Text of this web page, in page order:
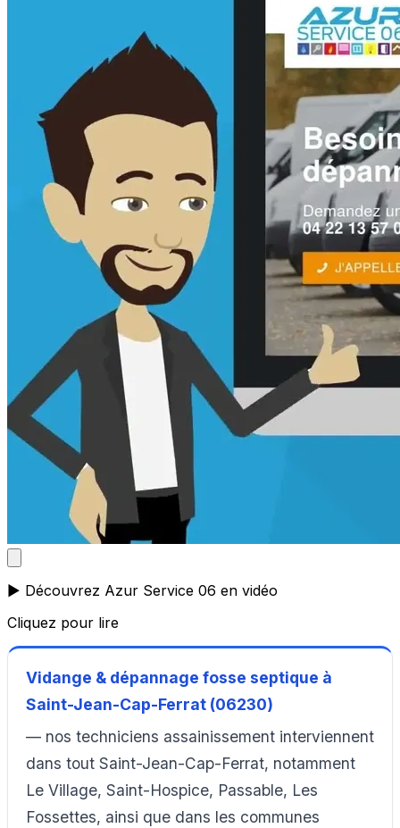
▶️ Découvrez Azur Service 06 en vidéo
Cliquez pour lire
Vidange & dépannage fosse septique à
Saint-Jean-Cap-Ferrat (06230)
— nos techniciens assainissement interviennent
dans tout Saint-Jean-Cap-Ferrat, notamment
Le Village, Saint-Hospice, Passable, Les
Fossettes, ainsi que dans les communes